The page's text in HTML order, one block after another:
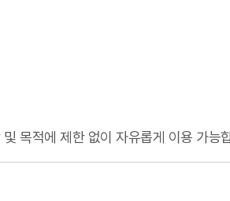
목적에 제한 없이 자유롭게 이용 가능